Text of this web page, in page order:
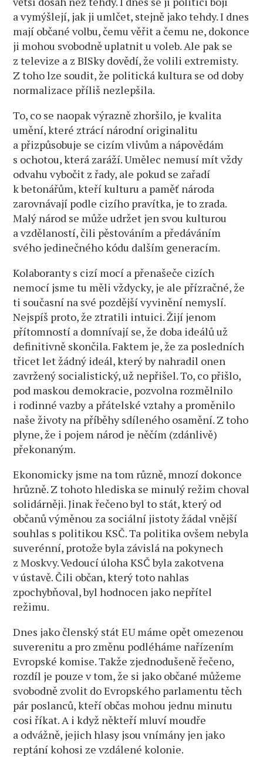
a vymýšlejí, jak ji umlčet, stejně jako tehdy. I dnes
mají občané volbu, čemu věřit a čemu ne, dokonce
ji mohou svobodně uplatnit u voleb. Ale pak se
z televize a z BISky dovědí, že volili extremisty.
Z toho lze soudit, že politická kultura se od doby
normalizace příliš nezlepšila.
To, co se naopak výrazně zhoršilo, je kvalita
umění, které ztrácí národní originalitu
a přizpůsobuje se cizím vlivům a nápovědám
s ochotou, která zaráží. Umělec nemusí mít vždy
odvahu vybočit z řady, ale pokud se zařadí
k betonářům, kteří kulturu a paměť národa
zarovnávají podle cizího pravítka, je to zrada.
Malý národ se může udržet jen svou kulturou
a vzdělaností, čili pěstováním a předáváním
svého jedinečného kódu dalším generacím.
Kolaboranty s cizí mocí a přenašeče cizích
nemocí jsme tu měli vždycky, je ale přízračné, že
ti současní na své pozdější vyvinění nemyslí.
Nejspíš proto, že ztratili intuici. Žijí jenom
přítomností a domnívají se, že doba ideálů už
definitivně skončila. Faktem je, že za posledních
třicet let žádný ideál, který by nahradil onen
zavržený socialistický, už nepřišel. To, co přišlo,
pod maskou demokracie, pozvolna rozmělnilo
i rodinné vazby a přátelské vztahy a proměnilo
naše životy na příběhy sdíleného osamění. Z toho
plyne, že i pojem národ je něčím (zdánlivě)
překonaným.
Ekonomicky jsme na tom různě, mnozí dokonce
hrůzně. Z tohoto hlediska se minulý režim choval
solidárněji. Jinak řečeno byl to stát, který od
občanů výměnou za sociální jistoty žádal vnější
souhlas s politikou KSČ. Ta politika ovšem nebyla
suverénní, protože byla závislá na pokynech
z Moskvy. Vedoucí úloha KSČ byla zakotvena
v ústavě. Čili občan, který toto nahlas
zpochybňoval, byl hodnocen jako nepřítel
režimu.
Dnes jako členský stát EU máme opět omezenou
suverenitu a pro změnu podléháme nařízením
Evropské komise. Takže zjednodušeně řečeno,
rozdíl je pouze v tom, že si jako občané můžeme
svobodně zvolit do Evropského parlamentu těch
pár poslanců, kteří občas mohou jednu minutu
cosi říkat. A i když někteří mluví moudře
a odvážně, jejich hlasy jsou vnímány jen jako
reptání kohosi ze vzdálené kolonie.